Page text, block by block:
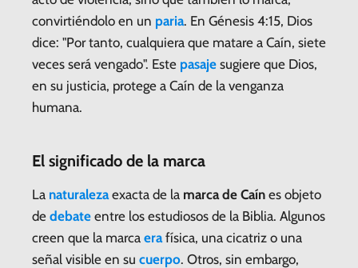
convirtiéndolo en un paria. En Génesis 4:15, Dios
dice: "Por tanto, cualquiera que matare a Caín, siete
veces será vengado". Este pasaje sugiere que Dios,
en su justicia, protege a Caín de la venganza
humana.
El significado de la marca
La naturalezaexacta de la marca de Caín es objeto
de debate entre los estudiosos de la Biblia. Algunos
creen que la marca erafísica, una cicatriz o una
señal visible en su cuerpo. Otros, sin embargo,